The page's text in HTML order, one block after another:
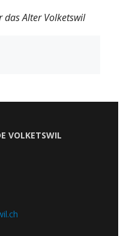
das Alter Volketswil
VOLKETSWIL